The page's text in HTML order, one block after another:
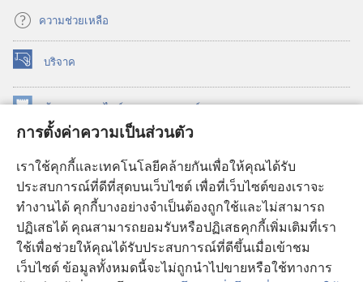
การตั้งค่าความเป็นส่วนตัว
เราใช้คุกกี้และเทคโนโลยีคล้ายกันเพื่อให้คุณได้รับ
ประสบการณ์ที่ดีที่สุดบนเว็บไซต์ เพื่อที่เว็บไซต์ของเราจะ
ทำงานได้ คุกกี้บางอย่างจำเป็นต้องถูกใช้และไม่สามารถ
ปฏิเสธได้ คุณสามารถยอมรับหรือปฏิเสธคุกกี้เพิ่มเติมที่เรา
ใช้เพื่อช่วยให้คุณได้รับประสบการณ์ที่ดีขึ้นเมื่อเข้าชม
เว็บไซต์ ข้อมูลทั้งหมดนี้จะไม่ถูกนำไปขายหรือใช้ทางการ
ความช่วยเหลือ
บริจาค
(เปิด
หน้าต่าง
ใหม่) ห้องสมุดออนไลน์ของวอชเทาเวอร์
หน้าต่าง
®
หน้าต่าง
ใหม่) JW Library®
ห้องสมุดว็อชเทาเวอร์ ®